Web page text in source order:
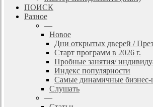
ПОИСК
Разное
—
Новое
Дни открытых дверей /
Старт программ в 2026 г.
Пробные занятия/
Индекс популярности
Самые динамичные
Слушать
—